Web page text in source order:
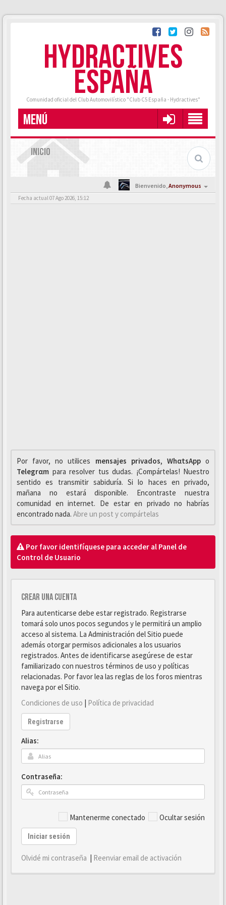
HYDRACTIVES
ESPAÑA
Comunidad oficial del Club Automovilístico "Club C5 España - Hydractives"
MENÚ
INICIO
Bienvenido,Anonymous
Fecha actual 07 Ago 2026, 15:12
Por favor, no utilices mensajes privados, WhαtsAppo
Telegrαm para resolver tus dudas. ¡Compártelas! Nuestro
sentido es transmitir sabiduría. Si lo haces en privado,
mañana no estará disponible. Encontraste nuestra
comunidad en internet. De estar en privado no habrías
encontrado nada. Abre un post y compártelas
Por favor identifíquese para acceder al Panel de
Control de Usuario
Crear una cuenta
Para autenticarse debe estar registrado. Registrarse
tomará solo unos pocos segundos y le permitirá un amplio
acceso al sistema. La Administración del Sitio puede
además otorgar permisos adicionales a los usuarios
registrados. Antes de identificarse asegúrese de estar
familiarizado con nuestros términos de uso y políticas
relacionadas. Por favor lea las reglas de los foros mientras
navega por el Sitio.
Condiciones de uso | Política de privacidad
Registrarse
Alias:
Contraseña:
Mantenerme conectado Ocultar sesión
Iniciar sesión
Olvidé mi contraseña | Reenviar email de activación